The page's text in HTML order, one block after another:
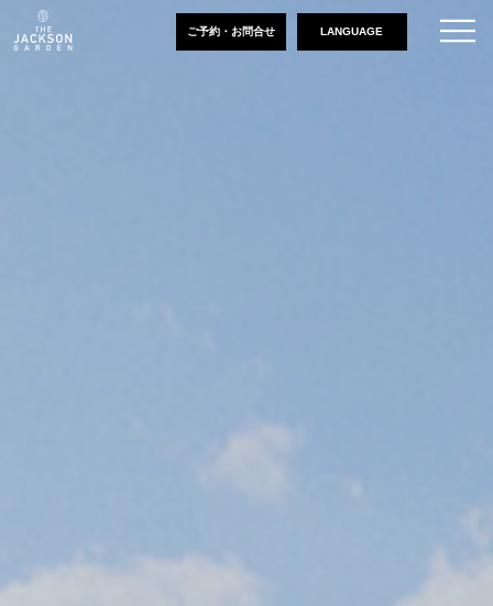
ご予約・お問合せ LANGUAGE